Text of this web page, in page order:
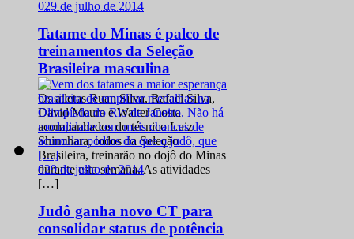
029 de julho de 2014
Tatame do Minas é palco de
treinamentos da Seleção
Brasileira masculina
Os atletas Ruan Silva, Rafael Silva,
David Moura e Walter Costa
acompanhados do técnico Luiz
Shinohara, todos da Seleção
Brasileira, treinarão no dojô do Minas
durante esta semana. As atividades
[…]
029 de julho de 2014
Judô ganha novo CT para
consolidar status de potência